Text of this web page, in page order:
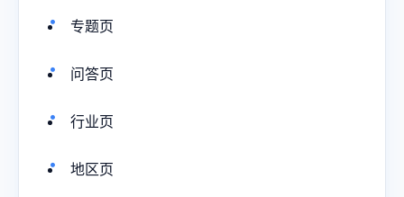
专题页
问答页
行业页
地区页